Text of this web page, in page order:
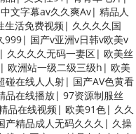
中文字幕av久久爽Av| 精品人
生活免费视频| 久久久久国
999| 国产v亚洲v日韩v欧美v
| 久久久久无码一妻区| 欧美丝
| 欧洲站一级二级三级h | 欧美
碰在线人人射| 国产AV色黄看
品在线播放| 97资源制服丝
品在线视频| 欧美91色| 久久
产精品成人无码久久久 | 久操